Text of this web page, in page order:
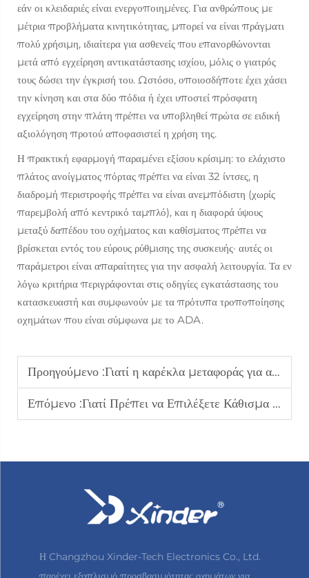
εάν οι κλειδαριές είναι ενεργοποιημένες. Για ανθρώπους με
μέτρια προβλήματα κινητικότητας, μπορεί να είναι πράγματι
πολύ χρήσιμη, ιδιαίτερα για ασθενείς που επανορθώνονται
μετά από εγχείρηση αντικατάστασης ισχίου, μόλις ο γιατρός
τους δώσει την έγκρισή του. Ωστόσο, οποιοσδήποτε έχει χάσει
την κίνηση και στα δύο πόδια ή έχει υποστεί πρόσφατη
εγχείρηση στην πλάτη πρέπει να υποβληθεί πρώτα σε ειδική
αξιολόγηση προτού αποφασιστεί η χρήση της.
Η πρακτική εφαρμογή παραμένει εξίσου κρίσιμη: το ελάχιστο
πλάτος ανοίγματος πόρτας πρέπει να είναι 32 ίντσες, η
διαδρομή περιστροφής πρέπει να είναι ανεμπόδιστη (χωρίς
παρεμβολή από κεντρικό ταμπλό), και η διαφορά ύψους
μεταξύ δαπέδου του οχήματος και καθίσματος πρέπει να
βρίσκεται εντός του εύρους ρύθμισης της συσκευής· αυτές οι
παράμετροι είναι απαραίτητες για την ασφαλή λειτουργία. Τα εν
λόγω κριτήρια περιγράφονται στις οδηγίες εγκατάστασης του
κατασκευαστή και συμφωνούν με τα πρότυπα τροποποίησης
οχημάτων που είναι σύμφωνα με το ADA.
Προηγούμενο :Γιατί η καρέκλα μεταφοράς για αυτοκίνητο είναι η ιδανική επιλογή για οδηγούς με αναπηρία
Επόμενο :Γιατί Πρέπει να Επιλέξετε Κάθισμα Μεταφοράς Αυτοκινήτου Σύμφωνα με τον Τύπο του Οχήματός σας
Η Changzhou Xinder-Tech Electronics Co., Ltd.